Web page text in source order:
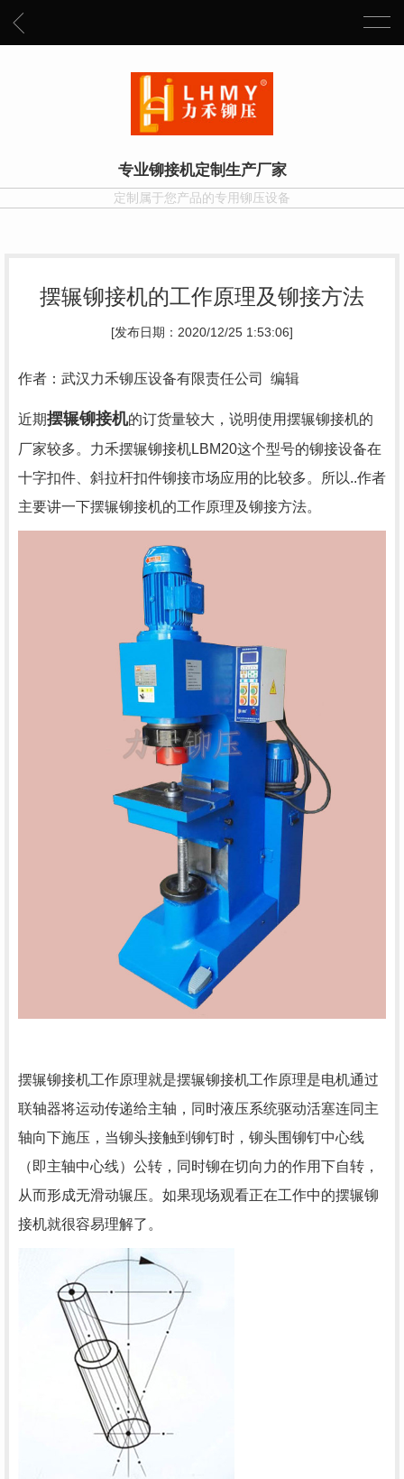
专业铆接机定制生产厂家
定制属于您产品的专用铆压设备
摆辗铆接机的工作原理及铆接方法
[发布日期：2020/12/25 1:53:06]
作者：武汉力禾铆压设备有限责任公司 编辑
近期摆辗铆接机的订货量较大，说明使用摆辗铆接机的
厂家较多。力禾摆辗铆接机LBM20这个型号的铆接设备在
十字扣件、斜拉杆扣件铆接市场应用的比较多。所以..作者
主要讲一下摆辗铆接机的工作原理及铆接方法。
摆辗铆接机工作原理就是摆辗铆接机工作原理是电机通过
联轴器将运动传递给主轴，同时液压系统驱动活塞连同主
轴向下施压，当铆头接触到铆钉时，铆头围铆钉中心线
（即主轴中心线）公转，同时铆在切向力的作用下自转，
从而形成无滑动辗压。如果现场观看正在工作中的摆辗铆
接机就很容易理解了。